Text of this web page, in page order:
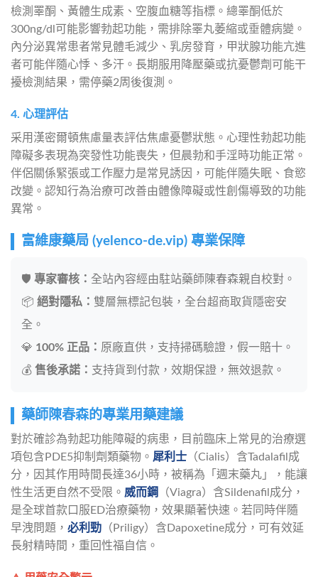
檢測睪酮、黃體生成素、空腹血糖等指標。總睪酮低於
300ng/dl可能影響勃起功能，需排除睪丸萎縮或垂體病變。
內分泌異常患者常見體毛減少、乳房發育，甲狀腺功能亢進
者可能伴隨心悸、多汗。長期服用降壓藥或抗憂鬱劑可能干
擾檢測結果，需停藥2周後復測。
4. 心理評估
采用漢密爾頓焦慮量表評估焦慮憂鬱狀態。心理性勃起功能
障礙多表現為突發性功能喪失，但晨勃和手淫時功能正常。
伴侶關係緊張或工作壓力是常見誘因，可能伴隨失眠、食慾
改變。認知行為治療可改善由體像障礙或性創傷導致的功能
異常。
富維康藥局 (yelenco-de.vip) 專業保障
🛡️ 專家審核： 全站內容經由駐站藥師陳春森親自校對。
📦 絕對隱私： 雙層無標記包裝，全台超商取貨隱密安
全。
💎 100% 正品： 原廠直供，支持掃碼驗證，假一賠十。
💰 售後承諾： 支持貨到付款，效期保證，無效退款。
藥師陳春森的專業用藥建議
對於確診為勃起功能障礙的病患，目前臨床上常見的治療選
項包含PDE5抑制劑類藥物。 犀利士 （Cialis）含Tadalafil成
分，因其作用時間長達36小時，被稱為「週末藥丸」，能讓
性生活更自然不受限。 威而鋼
（Viagra）含Sildenafil成分，
是全球首款口服ED治療藥物，效果顯著快速。若同時伴隨
早洩問題， 必利勁 （Priligy）含Dapoxetine成分，可有效延
長射精時間，重回性福自信。